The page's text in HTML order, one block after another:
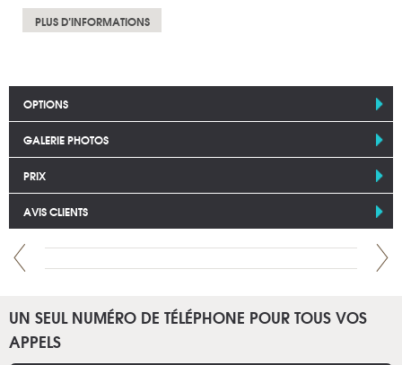
PLUS D’INFORMATIONS
OPTIONS
GALERIE PHOTOS
PRIX
AVIS CLIENTS
UN SEUL NUMÉRO DE TÉLÉPHONE POUR TOUS VOS
APPELS